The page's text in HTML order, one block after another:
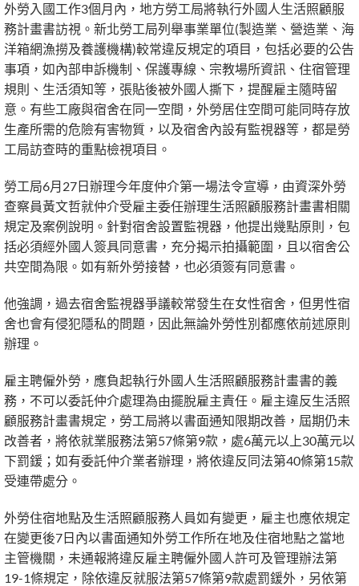
外勞入國工作3個月內，地方勞工局將執行外國人生活照顧服
務計畫書訪視。新北勞工局列舉事業單位(製造業、營造業、海
洋箱網漁撈及養護機構)較常違反規定的項目，包括必要的公告
事項，如內部申訴機制、保護專線、宗教場所資訊、住宿管理
規則、生活須知等，張貼後被外國人撕下，提醒雇主隨時留
意。有些工廠與宿舍在同一空間，外勞居住空間可能同時存放
生產所需的危險有害物質，以及宿舍內設有監視器等，都是勞
工局訪查時的重點檢視項目。
勞工局6月27日辦理今年度仲介第一場法令宣導，由資深外勞
查察員黃文哲就仲介受雇主委任辦理生活照顧服務計畫書相關
規定及案例說明。針對宿舍設置監視器，他提出幾點原則，包
括必須經外國人簽具同意書，充分揭示拍攝範圍，且以宿舍公
共空間為限。如有新外勞接替，也必須簽有同意書。
他強調，過去宿舍監視器爭議較常發生在女性宿舍，但男性宿
舍也會有侵犯隱私的問題，因此無論外勞性別都應依前述原則
辦理。
雇主聘僱外勞，應負起執行外國人生活照顧服務計畫書的義
務，不可以委託仲介處理為由擺脫雇主責任。雇主違反生活照
顧服務計畫書規定，勞工局將以書面通知限期改善，屆期仍未
改善者，將依就業服務法第57條第9款，處6萬元以上30萬元以
下罰鍰；如有委託仲介業者辦理，將依違反同法第40條第15款
受連帶處分。
外勞住宿地點及生活照顧服務人員如有變更，雇主也應依規定
在變更後7日內以書面通知外勞工作所在地及住宿地點之當地
主管機關，未通報將違反雇主聘僱外國人許可及管理辦法第
19-1條規定，除依違反就服法第57條第9款處罰鍰外，另依第